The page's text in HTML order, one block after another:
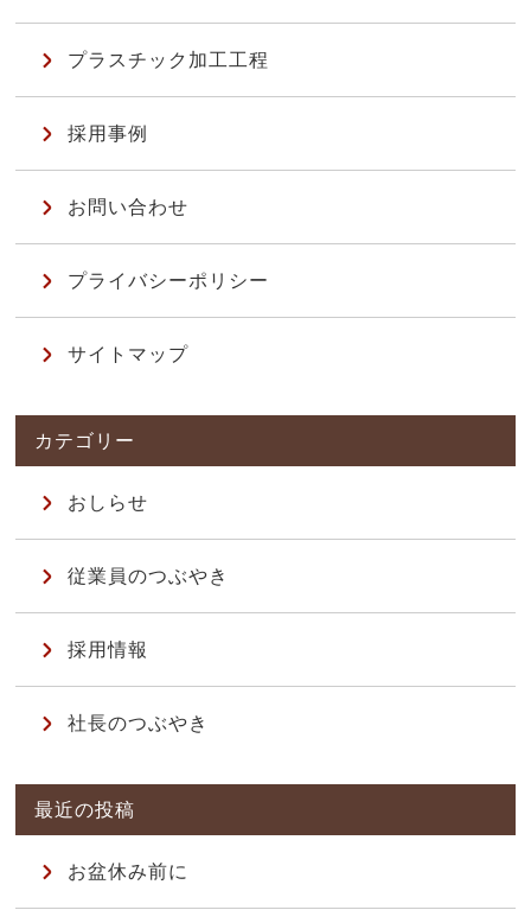
プラスチック加工工程
採用事例
お問い合わせ
プライバシーポリシー
サイトマップ
おしらせ
従業員のつぶやき
採用情報
社長のつぶやき
お盆休み前に